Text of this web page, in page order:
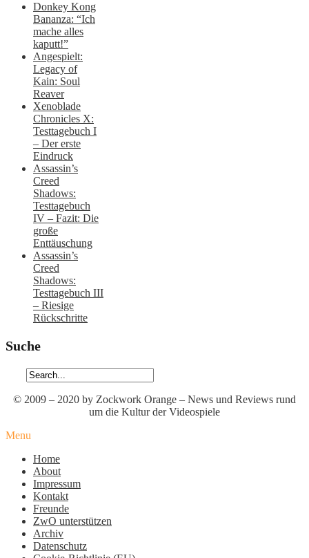
Donkey Kong
Bananza: “Ich
mache alles
kaputt!”
Angespielt:
Legacy of
Kain: Soul
Reaver
Xenoblade
Chronicles X:
Testtagebuch I
– Der erste
Eindruck
Assassin’s
Creed
Shadows:
Testtagebuch
IV – Fazit: Die
große
Enttäuschung
Assassin’s
Creed
Shadows:
Testtagebuch III
– Riesige
Rückschritte
Suche
© 2009 – 2020 by Zockwork Orange – News und Reviews rund
um die Kultur der Videospiele
Menu
Home
About
Impressum
Kontakt
Freunde
ZwO unterstützen
Archiv
Datenschutz